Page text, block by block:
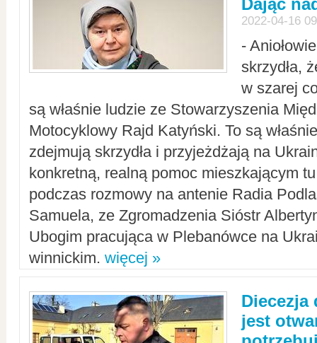
Dając
2022-04-16
-
skrzydła,
w szarej
są właśnie ludzie ze Stowarzyszenia
Motocyklowy Rajd Katyński. To są
zdejmują skrzydła i przyjeżdżają na
konkretną, realną pomoc mieszkającym
podczas rozmowy na antenie Radia
Samuela, ze Zgromadzenia Sióstr
Ubogim pracująca w Plebanówce na
winnickim. więcej »
Diecezja
jest